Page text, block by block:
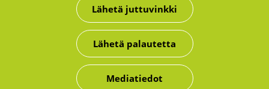
Lähetä juttuvinkki
Lähetä palautetta
Mediatiedot